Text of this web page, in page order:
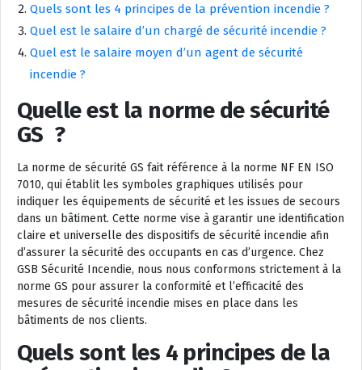
Quels sont les 4 principes de la prévention incendie ?
Quel est le salaire d’un chargé de sécurité incendie ?
Quel est le salaire moyen d’un agent de sécurité
incendie ?
Quelle est la norme de sécurité
GS ?
La norme de sécurité GS fait référence à la norme NF EN ISO
7010, qui établit les symboles graphiques utilisés pour
indiquer les équipements de sécurité et les issues de secours
dans un bâtiment. Cette norme vise à garantir une identification
claire et universelle des dispositifs de sécurité incendie afin
d’assurer la sécurité des occupants en cas d’urgence. Chez
GSB Sécurité Incendie, nous nous conformons strictement à la
norme GS pour assurer la conformité et l’efficacité des
mesures de sécurité incendie mises en place dans les
bâtiments de nos clients.
Quels sont les 4 principes de la